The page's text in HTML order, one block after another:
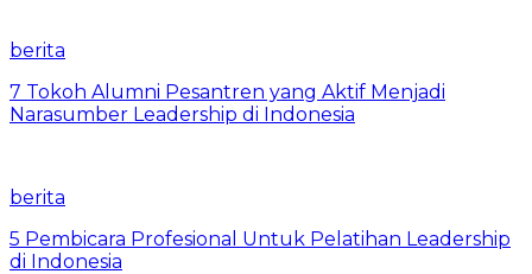
berita
7 Tokoh Alumni Pesantren yang Aktif Menjadi
Narasumber Leadership di Indonesia
berita
5 Pembicara Profesional Untuk Pelatihan Leadership
di Indonesia